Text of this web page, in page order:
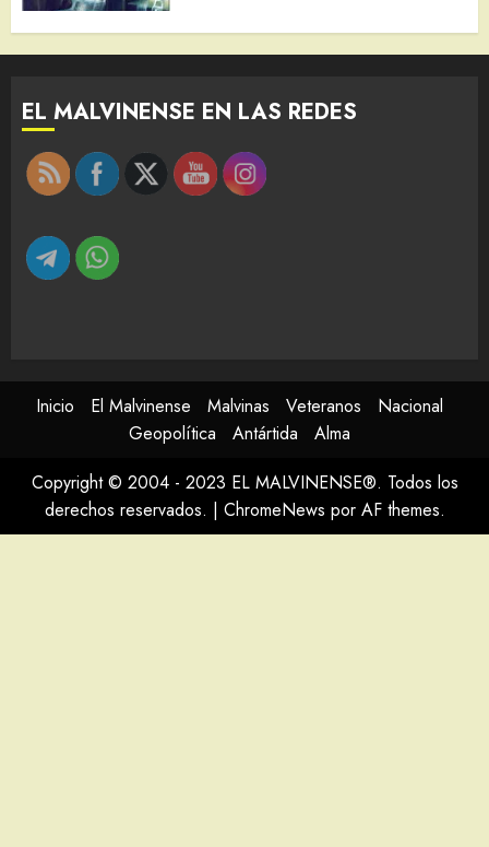
EL MALVINENSE EN LAS REDES
Inicio El Malvinense Malvinas Veteranos
Nacional
Geopolítica
Antártida
Alma
Copyright © 2004 - 2023 EL MALVINENSE®. Todos los
derechos reservados. | ChromeNews por AF themes.